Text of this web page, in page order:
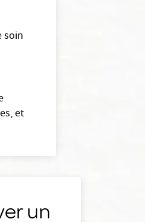
soin
et
un